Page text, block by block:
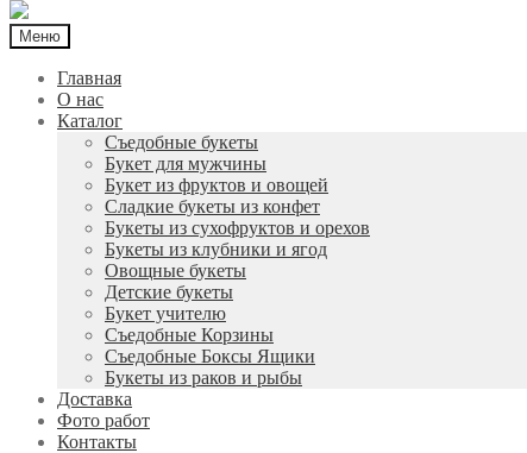
Меню
Главная
О нас
Каталог
Съедобные букеты
Букет для мужчины
Букет из фруктов и овощей
Сладкие букеты из конфет
Букеты из сухофруктов и орехов
Букеты из клубники и ягод
Овощные букеты
Детские букеты
Букет учителю
Съедобные Корзины
Съедобные Боксы Ящики
Букеты из раков и рыбы
Доставка
Фото работ
Контакты